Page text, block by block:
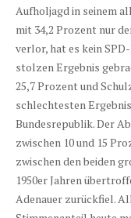
Aufholjagd in seinem
mit 34,2 Prozent nur
verlor, hat es kein
stolzen Ergebnis
25,7 Prozent und
schlechtesten
Bundesrepublik. Der
zwischen 10 und 15
zwischen den beiden
1950er Jahren
Adenauer zurückfiel.